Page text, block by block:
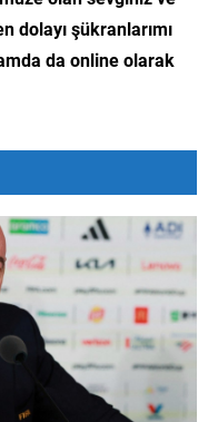
dolayı şükranlarımı
da online olarak